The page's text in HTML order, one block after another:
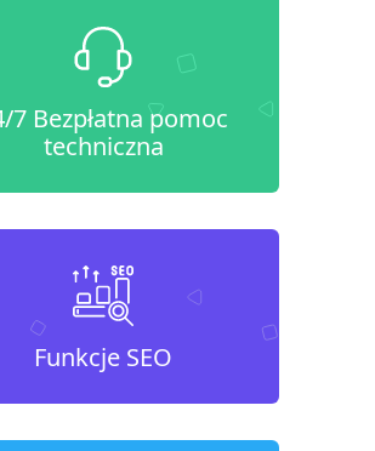
7 Bezpłatna pomoc
techniczna
Funkcje SEO